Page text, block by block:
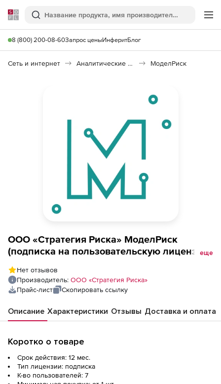
Softline
Поиск
8 (800) 200-08-60Запрос ценыИнферитБлог
Сеть и интернет Аналитические платформы МоделРиск
ООО «Стратегия Риска» МоделРиск
(подписка на пользовательскую лицензию
еще
Нет отзывов
Производитель: ООО «Стратегия Риска»
Прайс-лист
Скопировать ссылку
Описание Характеристики Отзывы Доставка и оплата
Коротко о товаре
Срок действия: 12 мес.
Тип лицензии: подписка
К-во пользователей: 7